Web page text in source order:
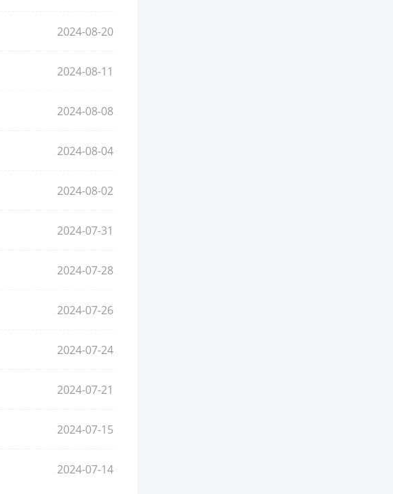
2024-08-20
2024-08-11
2024-08-08
2024-08-04
2024-08-02
2024-07-31
2024-07-28
2024-07-26
2024-07-24
2024-07-21
2024-07-15
2024-07-14